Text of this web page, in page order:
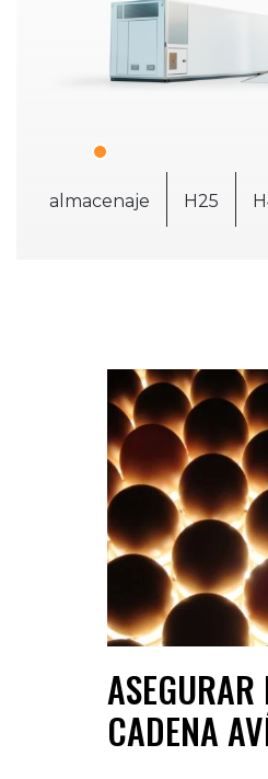
almacenaje H25
ASEGURAR
CADENA